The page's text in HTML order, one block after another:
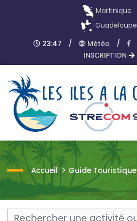
Martinique
Guadeloupe
23:47
/ Météo /
INSCRIPTION
Accueil Guide Touristique